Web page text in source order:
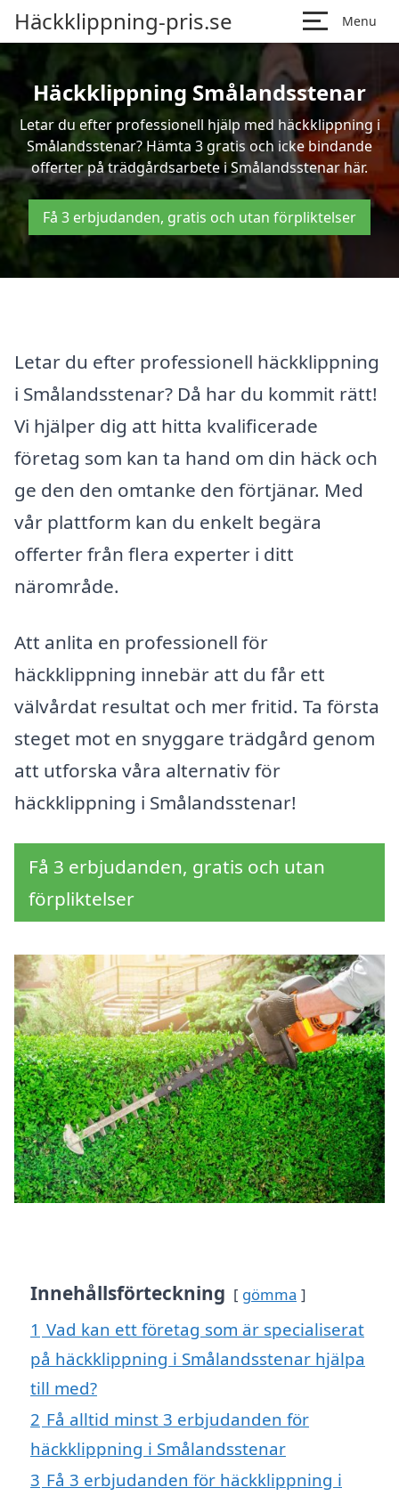
Häckklippning-pris.se Menu
Häckklippning Smålandsstenar
Letar du efter professionell hjälp med häckklippning i
Smålandsstenar? Hämta 3 gratis och icke bindande
offerter på trädgårdsarbete i Smålandsstenar här.
Få 3 erbjudanden, gratis och utan förpliktelser
Letar du efter professionell häckklippning
i Smålandsstenar? Då har du kommit rätt!
Vi hjälper dig att hitta kvalificerade
företag som kan ta hand om din häck och
ge den den omtanke den förtjänar. Med
vår plattform kan du enkelt begära
offerter från flera experter i ditt
närområde.
Att anlita en professionell för
häckklippning innebär att du får ett
välvårdat resultat och mer fritid. Ta första
steget mot en snyggare trädgård genom
att utforska våra alternativ för
häckklippning i Smålandsstenar!
Få 3 erbjudanden, gratis och utan
förpliktelser
Innehållsförteckning gömma
1 Vad kan ett företag som är specialiserat
på häckklippning i Smålandsstenar hjälpa
till med?
2 Få alltid minst 3 erbjudanden för
häckklippning i Smålandsstenar
3 Få 3 erbjudanden för häckklippning i